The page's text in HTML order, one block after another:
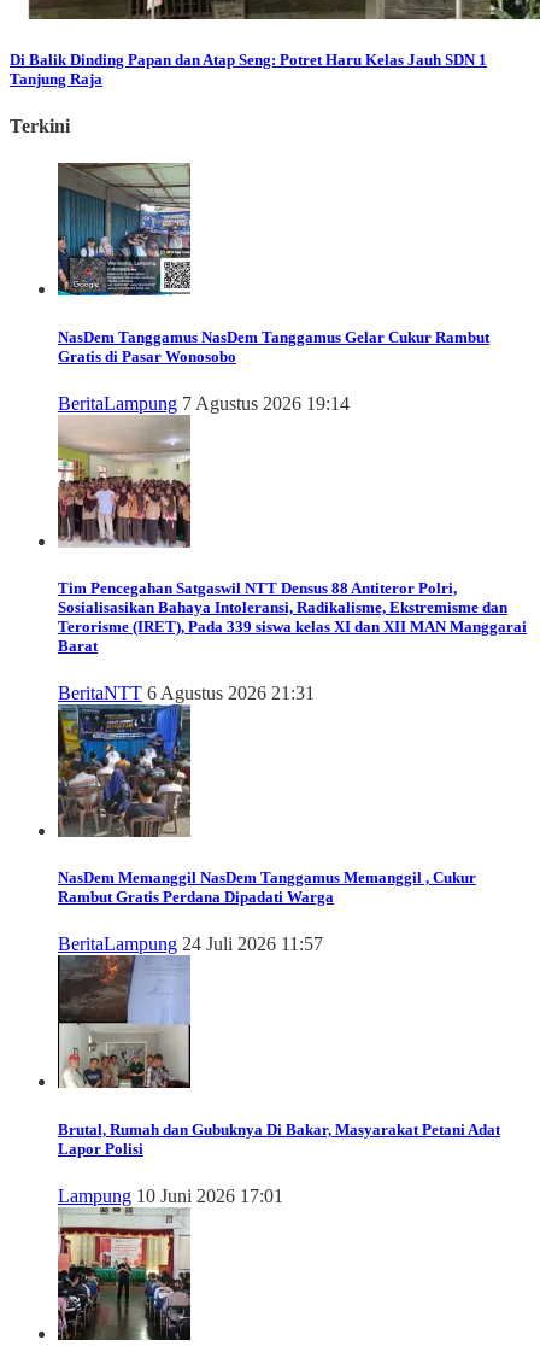
Di Balik Dinding Papan dan Atap Seng: Potret Haru Kelas Jauh SDN 1
Tanjung Raja
Terkini
NasDem Tanggamus NasDem Tanggamus Gelar Cukur Rambut
Gratis di Pasar Wonosobo
BeritaLampung 7 Agustus 2026 19:14
Tim Pencegahan Satgaswil NTT Densus 88 Antiteror Polri,
Sosialisasikan Bahaya Intoleransi, Radikalisme, Ekstremisme dan
Terorisme (IRET), Pada 339 siswa kelas XI dan XII MAN Manggarai
Barat
BeritaNTT 6 Agustus 2026 21:31
NasDem Memanggil NasDem Tanggamus Memanggil , Cukur
Rambut Gratis Perdana Dipadati Warga
BeritaLampung 24 Juli 2026 11:57
Brutal, Rumah dan Gubuknya Di Bakar, Masyarakat Petani Adat
Lapor Polisi
Lampung 10 Juni 2026 17:01